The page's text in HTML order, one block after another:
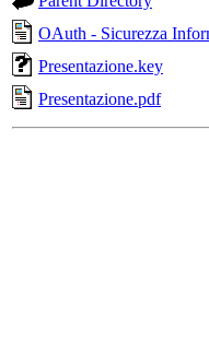
OAuth - Sicurezza
Presentazione.key
Presentazione.pdf